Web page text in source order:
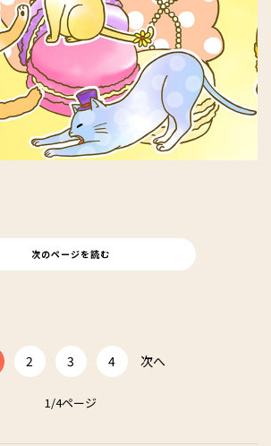
次のページを読む
2 3 4 次へ
1/4ページ